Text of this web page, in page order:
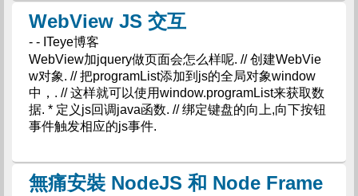
WebView JS 交互
- - ITeye博客
WebView加jquery做页面会怎么样呢. // 创建WebVie
w对象. // 把programList添加到js的全局对象window
中，. // 这样就可以使用window.programList来获取数
据. * 定义js回调java函数. // 绑定键盘的向上,向下按钮
事件触发相应的js事件.
無痛安裝 NodeJS 和 Node Frame